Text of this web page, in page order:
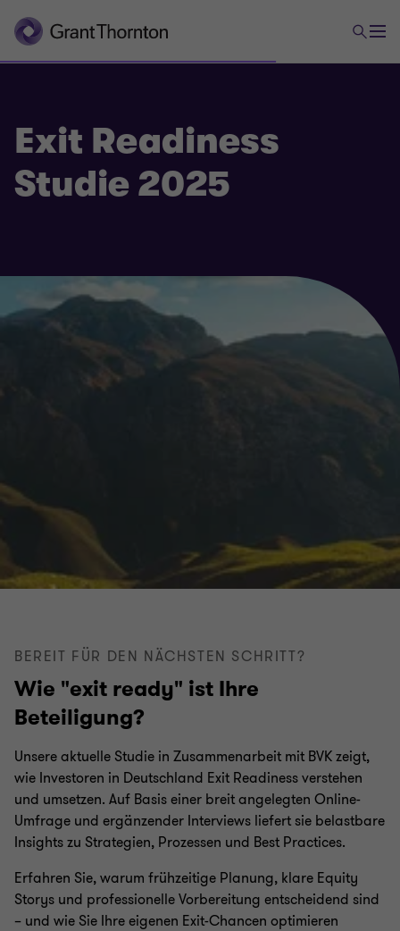
Exit Readiness
Studie 2025
BEREIT FÜR DEN NÄCHSTEN SCHRITT?
Wie "exit ready" ist Ihre
Beteiligung?
Unsere aktuelle Studie in Zusammenarbeit mit BVK zeigt,
wie Investoren in Deutschland Exit Readiness verstehen
und umsetzen. Auf Basis einer breit angelegten Online-
Umfrage und ergänzender Interviews liefert sie belastbare
Insights zu Strategien, Prozessen und Best Practices.
Erfahren Sie, warum frühzeitige Planung, klare Equity
Storys und professionelle Vorbereitung entscheidend sind
– und wie Sie Ihre eigenen Exit-Chancen optimieren